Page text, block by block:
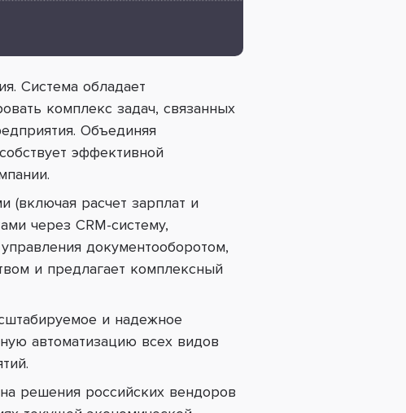
Система обладает
комплекс задач, связанных
Объединяя
эффективной
(включая расчет зарплат и
через CRM-систему,
документооборотом,
и предлагает комплексный
и надежное
автоматизацию всех видов
решения российских вендоров